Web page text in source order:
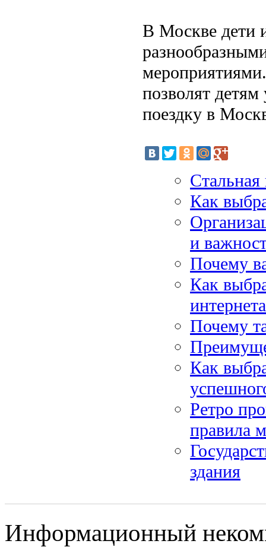
В Москве дети
позволят детям
поездку в
Стальная
Как
и
Почему
Как
интернета
Почему
Как
Ретро
правила
здания
Информационный